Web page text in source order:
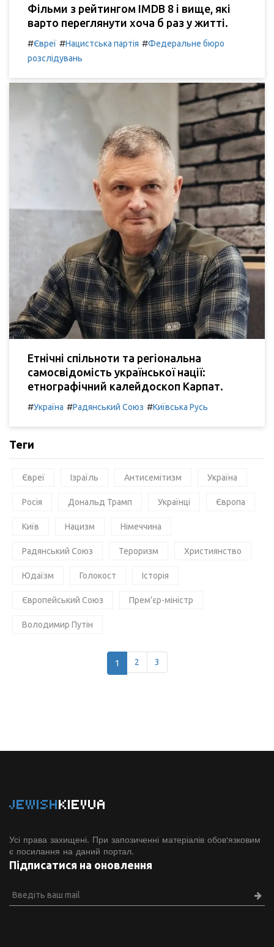
Фільми з рейтингом IMDB 8 і вище, які
варто переглянути хоча б раз у житті.
#Євреї #Нацистська партія #Федеральне бюро
розслідувань
Етнічні спільноти та регіональна
самосвідомість української нації:
етнографічний калейдоскоп Карпат.
#Україна #Радянський Союз #Київська Русь
Теги
Євреї Ізраїль Антисемітизм Україна
Росія Дональд Трамп Українці Європа
Київ Нацизм Німеччина
Радянський Союз Тероризм Християнство
Юдаїзм Голокост Історія
Європейський Союз Прем'єр-міністр
Володимир Путін
1 2 3
JEWISHKIEVUA
Усі права захищені. При запозиченні матеріалів обов'язковим
є посилання на даний портал.
Підписатися на оновлення